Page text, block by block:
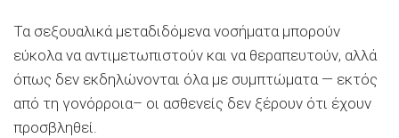
Τα σεξουαλικά μεταδιδόμενα νοσήματα μπορούν
εύκολα να αντιμετωπιστούν και να θεραπευτούν, αλλά
όπως δεν εκδηλώνονται όλα με συμπτώματα — εκτός
από τη γονόρροια– οι ασθενείς δεν ξέρουν ότι έχουν
προσβληθεί.